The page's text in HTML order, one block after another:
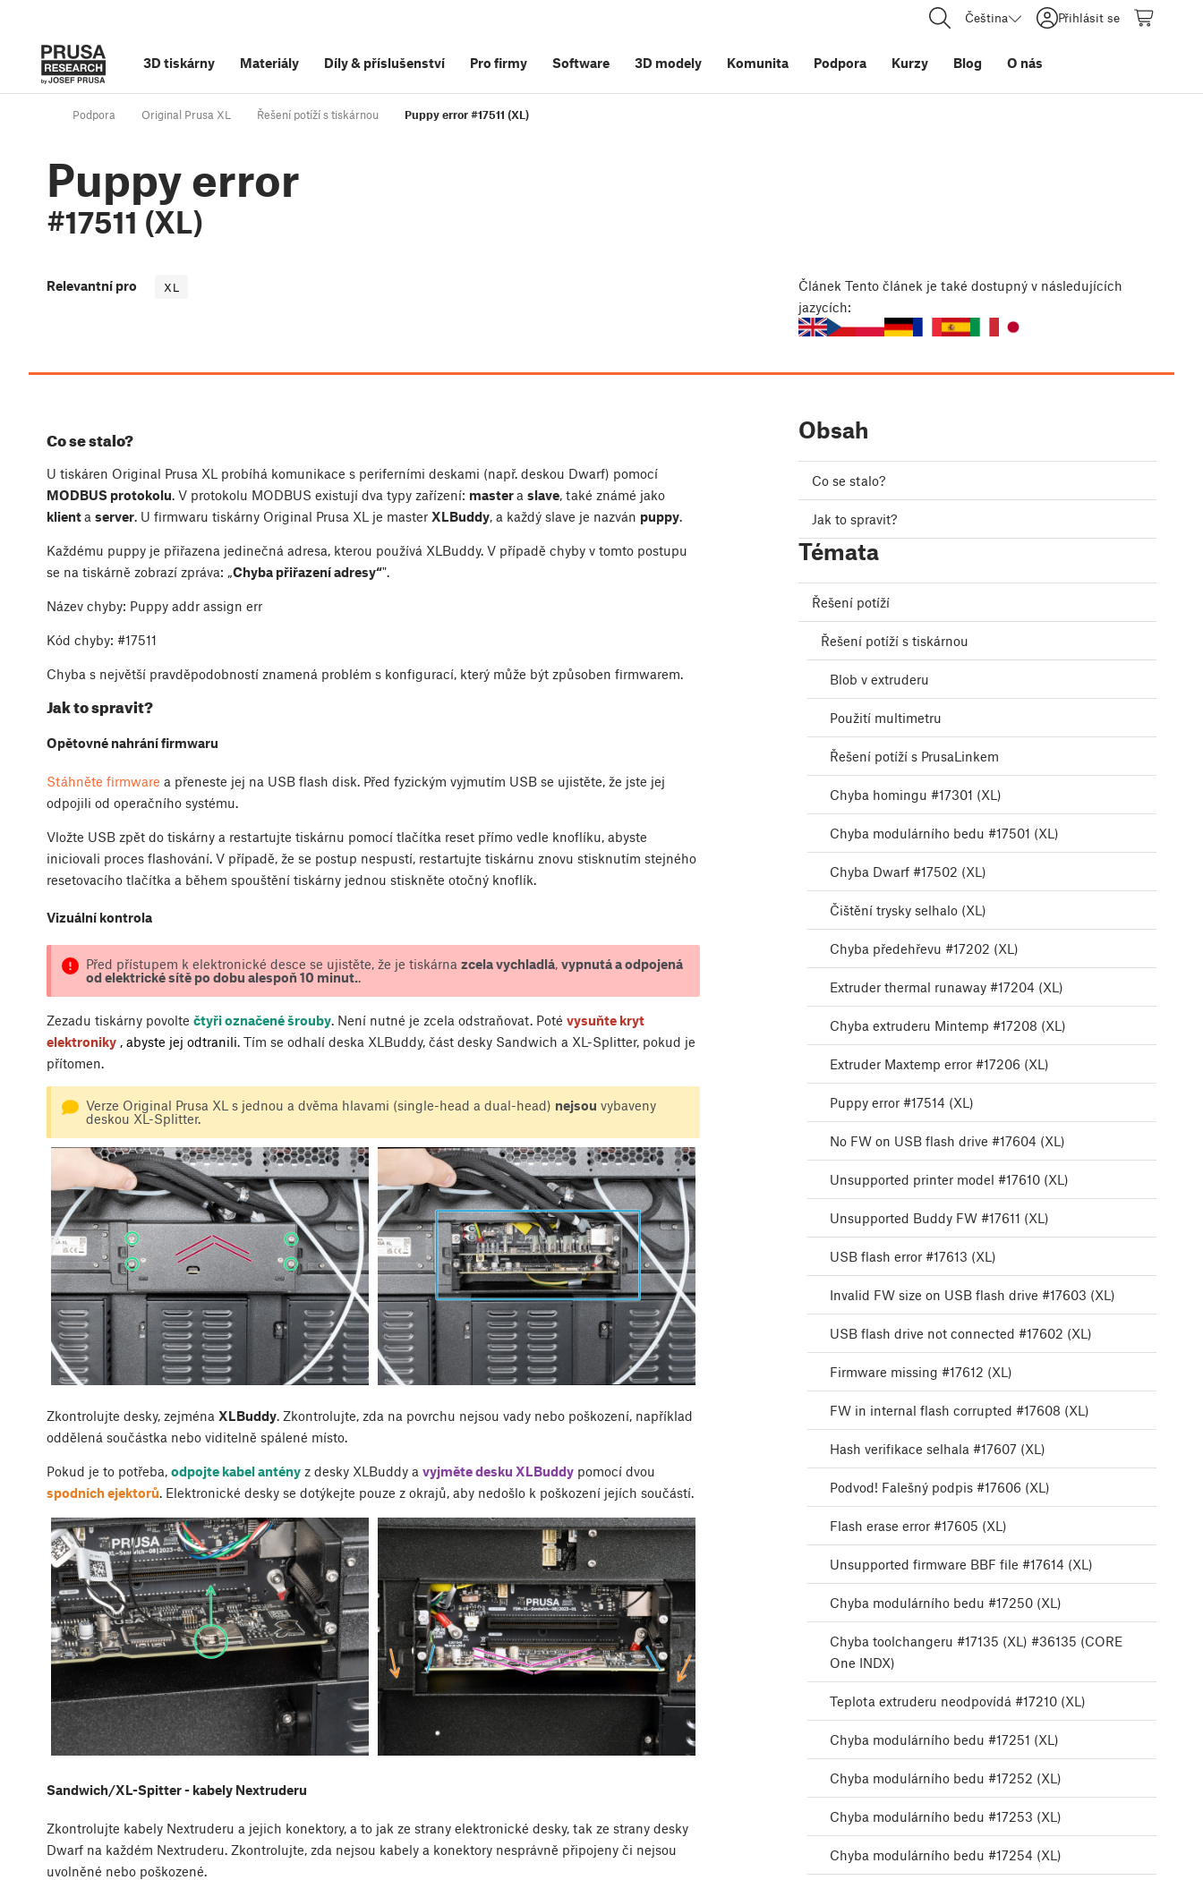
Čeština Přihlásit se
3D tiskárny Materiály Díly& příslušenství Pro firmy Software 3D modely Komunita Podpora Kurzy Blog O nás
Podpora Original Prusa XL Řešení potíží s tiskárnou Puppy error #17511 (XL)
Puppy error
#17511 (XL)
Relevantní pro XL Článek Tento článek je také dostupný v následujících
jazycích:
Co se stalo?
U tiskáren Original Prusa XL probíhá komunikace s periferními deskami (např. deskou Dwarf) pomocí
MODBUS protokolu. V protokolu MODBUS existují dva typy zařízení: mastera slave, také známé jako
klienta server. U firmwaru tiskárny Original Prusa XL je master XLBuddy, a každý slave je nazván puppy.
Každému puppy je přiřazena jedinečná adresa, kterou používá XLBuddy. V případě chyby v tomto postupu
se na tiskárně zobrazí zpráva: „Chyba přiřazení adresy“".
Název chyby: Puppy addr assign err
Kód chyby: #17511
Chyba s největší pravděpodobností znamená problém s konfigurací, který může být způsoben firmwarem.
Jak to spravit?
Opětovné nahrání firmwaru
Stáhněte firmware a přeneste jej na USB flash disk. Před fyzickým vyjmutím USB se ujistěte, že jste jej
odpojili od operačního systému.
Vložte USB zpět do tiskárny a restartujte tiskárnu pomocí tlačítka reset přímo vedle knoflíku, abyste
iniciovali proces flashování. V případě, že se postup nespustí, restartujte tiskárnu znovu stisknutím stejného
resetovacího tlačítka a během spouštění tiskárny jednou stiskněte otočný knoflík.
Vizuální kontrola
Před přístupem k elektronické desce se ujistěte, že je tiskárna zcela vychladlá, vypnutá a odpojená
od elektrické sítě po dobu alespoň 10 minut..
Zezadu tiskárny povolte čtyři označené šrouby. Není nutné je zcela odstraňovat. Poté vysuňte kryt
elektroniky , abyste jej odtranili. Tím se odhalí deska XLBuddy, část desky Sandwich a XL-Splitter, pokud je
přítomen.
Verze Original Prusa XL s jednou a dvěma hlavami (single-head a dual-head) nejsou vybaveny
deskou XL-Splitter.
Zkontrolujte desky, zejména XLBuddy. Zkontrolujte, zda na povrchu nejsou vady nebo poškození, například
oddělená součástka nebo viditelně spálené místo.
Pokud je to potřeba, odpojte kabel antény z desky XLBuddy a vyjměte desku XLBuddy pomocí dvou
spodních ejektorů. Elektronické desky se dotýkejte pouze z okrajů, aby nedošlo k poškození jejích součástí.
Sandwich/XL-Spitter - kabely Nextruderu
Zkontrolujte kabely Nextruderu a jejich konektory, a to jak ze strany elektronické desky, tak ze strany desky
Dwarf na každém Nextruderu. Zkontrolujte, zda nejsou kabely a konektory nesprávně připojeny či nejsou
uvolněné nebo poškozené.
Obsah
Co se stalo?
Jak to spravit?
Témata
Řešení potíží
Řešení potíží s tiskárnou
Blob v extruderu
Použití multimetru
Řešení potíží s PrusaLinkem
Chyba homingu #17301 (XL)
Chyba modulárního bedu #17501 (XL)
Chyba Dwarf #17502 (XL)
Čištění trysky selhalo (XL)
Chyba předehřevu #17202 (XL)
Extruder thermal runaway #17204 (XL)
Chyba extruderu Mintemp #17208 (XL)
Extruder Maxtemp error #17206 (XL)
Puppy error #17514 (XL)
No FW on USB flash drive #17604 (XL)
Unsupported printer model #17610 (XL)
Unsupported Buddy FW #17611 (XL)
USB flash error #17613 (XL)
Invalid FW size on USB flash drive #17603 (XL)
USB flash drive not connected #17602 (XL)
Firmware missing #17612 (XL)
FW in internal flash corrupted #17608 (XL)
Hash verifikace selhala #17607 (XL)
Podvod! Falešný podpis #17606 (XL)
Flash erase error #17605 (XL)
Unsupported firmware BBF file #17614 (XL)
Chyba modulárního bedu #17250 (XL)
Chyba toolchangeru #17135 (XL) #36135 (CORE
One INDX)
Teplota extruderu neodpovídá #17210 (XL)
Chyba modulárního bedu #17251 (XL)
Chyba modulárního bedu #17252 (XL)
Chyba modulárního bedu #17253 (XL)
Chyba modulárního bedu #17254 (XL)